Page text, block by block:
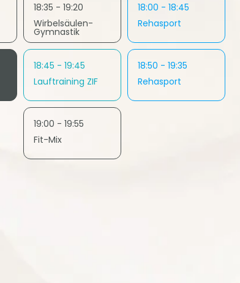
18:35 - 19:20
Wirbelsäulen-
Gymnastik
18:45 - 19:45
Lauftraining ZIF
19:00 - 19:55
Fit-Mix
18:00 - 18:45
Rehasport
18:50 - 19:35
Rehasport